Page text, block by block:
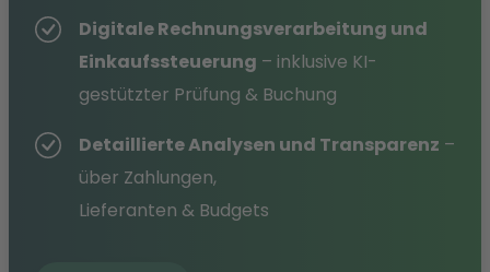
Digitale Rechnungsverarbeitung und
Einkaufssteuerung – inklusive KI-
gestützter Prüfung & Buchung
Detaillierte Analysen und Transparenz –
über Zahlungen,
Lieferanten & Budgets